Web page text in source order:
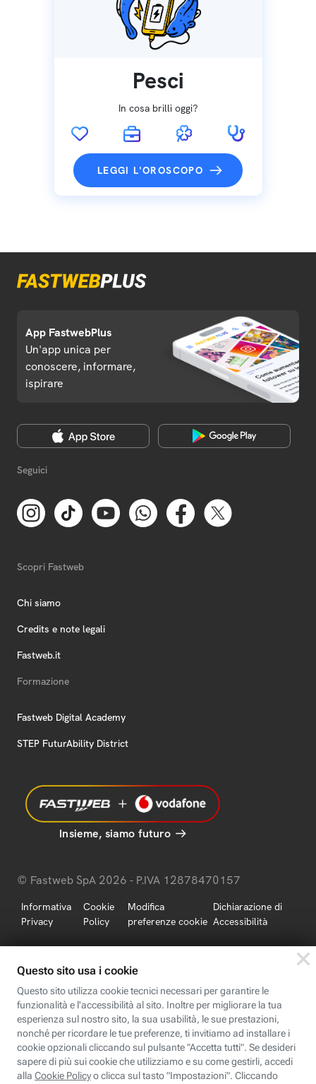
Pesci
In cosa brilli oggi?
LEGGI L'OROSCOPO
App FastwebPlus
Un'app unica per
conoscere, informare,
ispirare
Seguici
Scopri Fastweb
Chi siamo
Credits e note legali
Fastweb.it
Formazione
Fastweb Digital Academy
STEP FuturAbility District
Insieme, siamo futuro
© Fastweb SpA 2026 - P.IVA 12878470157
Informativa
Privacy
Cookie
Policy
Modifica
preferenze cookie
Dichiarazione di
Accessibilità